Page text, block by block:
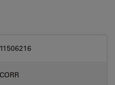
11506216
CORR